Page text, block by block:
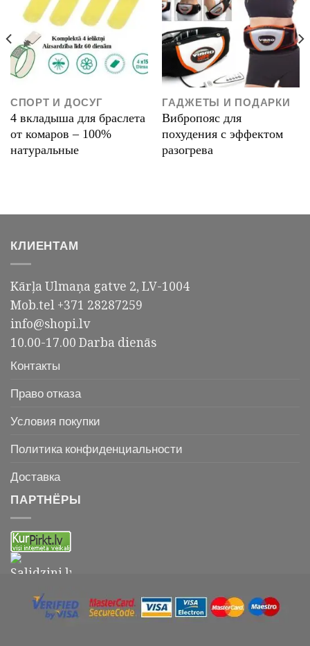
СПОРТ И ДОСУГ
4 вкладыша для браслета
от комаров – 100%
натуральные
ГАДЖЕТЫ И ПОДАРКИ
Вибропояс для
похудения с эффектом
разогрева
КЛИЕНТАМ
Kārļa Ulmaņa gatve 2, LV-1004
Mob.tel +371 28287259
info@shopi.lv
10.00-17.00 Darba dienās
Контакты
Право отказа
Условия покупки
Политика конфиденциальности
Доставка
ПАРТНЁРЫ